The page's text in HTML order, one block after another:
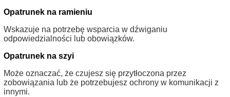
Opatrunek na ramieniu
Wskazuje na potrzebę wsparcia w dźwiganiu
odpowiedzialności lub obowiązków.
Opatrunek na szyi
Może oznaczać, że czujesz się przytłoczona przez
zobowiązania lub że potrzebujesz ochrony w komunikacji z
innymi.